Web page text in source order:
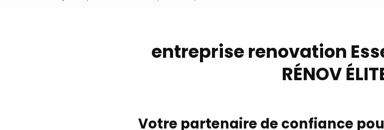
entreprise renovation
RÉNOV
Votre partenaire de confiance